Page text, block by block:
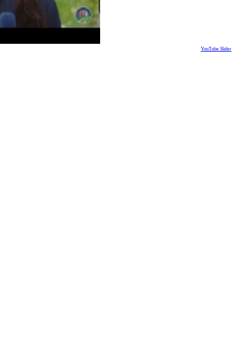
YouTube Slider